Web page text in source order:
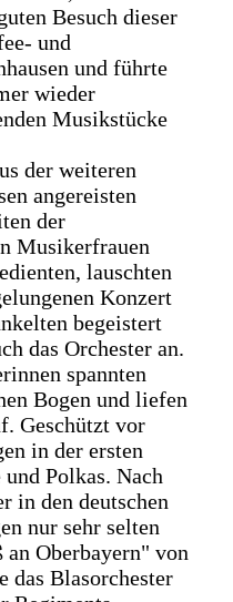
Besuch dieser
und
und führte
wieder
Musikstücke
der weiteren
angereisten
der
Musikerfrauen
lauschten
Konzert
begeistert
das Orchester an.
spannten
Bogen und liefen
Geschützt vor
in der ersten
Polkas. Nach
in den deutschen
nur sehr selten
Oberbayern" von
das Blasorchester